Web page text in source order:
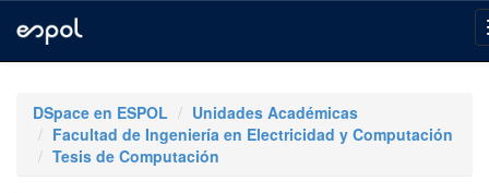
navigationDSpace en ESPOL
Unidades Académicas
Facultad de Ingeniería en Electricidad y Computación
Tesis de Computación